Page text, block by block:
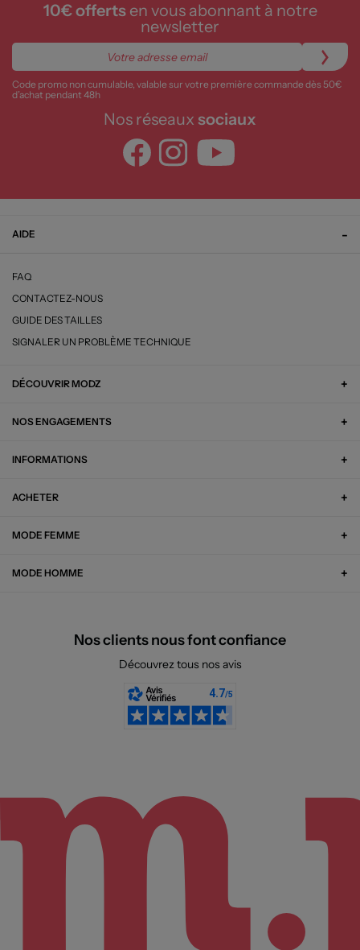
10€ offertsen vous abonnant à notre
newsletter
Code promo non cumulable, valable sur votre première commande dès 50€
d’achat pendant 48h
Nos réseaux sociaux
AIDE
FAQ
CONTACTEZ-NOUS
GUIDE DES TAILLES
SIGNALER UN PROBLÈME TECHNIQUE
DÉCOUVRIR MODZ
NOS ENGAGEMENTS
INFORMATIONS
ACHETER
MODE FEMME
MODE HOMME
Nos clients nous font confiance
Découvrez tous nos avis